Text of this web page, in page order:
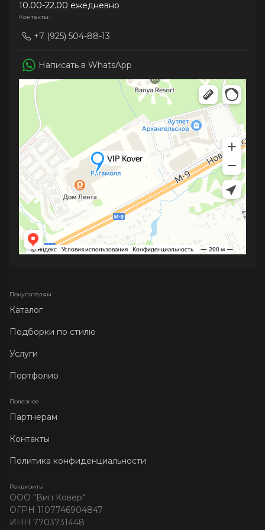
10.00-22.00 ежедневно
Контакты:
+7 (925) 504-88-13
Написать в WhatsApp
Покупателям
Каталог
Подборки по стилю
Услуги
Портфолио
Полезное
Партнерам
Контакты
Политика конфиденциальности
Реквизиты
ООО "Вип Ковер"
ОГРН 1107746904847
ИНН 7703731448